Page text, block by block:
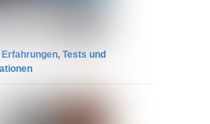
Tests und